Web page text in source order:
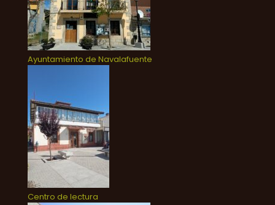
Ayuntamiento de Navalafuente
Centro de lectura